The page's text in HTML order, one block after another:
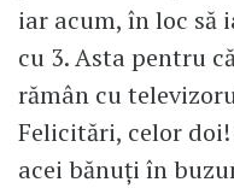
iar acum, în loc să
cu 3. Asta pentru
rămân cu
Felicitări, celor doi!
acei bănuți în